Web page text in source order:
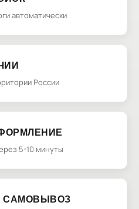
автоматически
России
5-10 минуты
САМОВЫВОЗ